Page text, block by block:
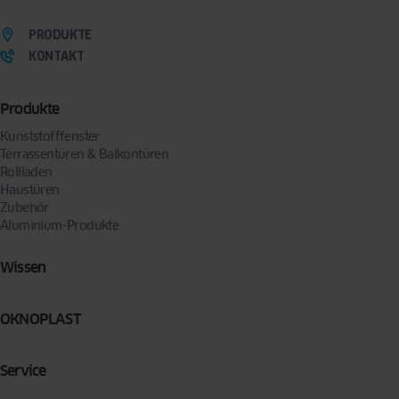
Produkte
Kunststofffenster
Terrassentüren & Balkontüren
Rollläden
Haustüren
Zubehör
Aluminium-Produkte
Wissen
OKNOPLAST
Service
PRODUKTE
KONTAKT